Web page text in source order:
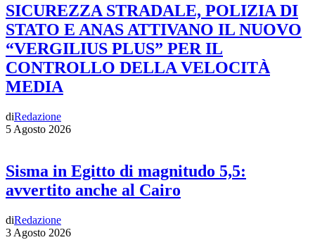
SICUREZZA STRADALE, POLIZIA DI
STATO E ANAS ATTIVANO IL NUOVO
“VERGILIUS PLUS” PER IL
CONTROLLO DELLA VELOCITÀ
MEDIA
diRedazione
5 Agosto 2026
Sisma in Egitto di magnitudo 5,5:
avvertito anche al Cairo
diRedazione
3 Agosto 2026